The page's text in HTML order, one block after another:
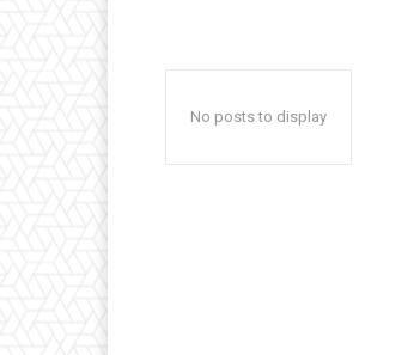
No posts to display